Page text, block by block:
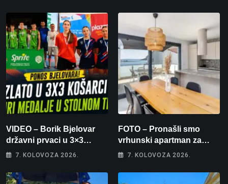
VIDEO – Borik Bjelovar
državni prvaci u 3×3
košarci, Klara Končar je
stolnom tenisu!
7. KOLOVOZA 2026.
FOTO – Pronašli smo
vrhunski apartman za
odmor: Pogled na more, tri
osvaja
7. KOLOVOZA 2026.